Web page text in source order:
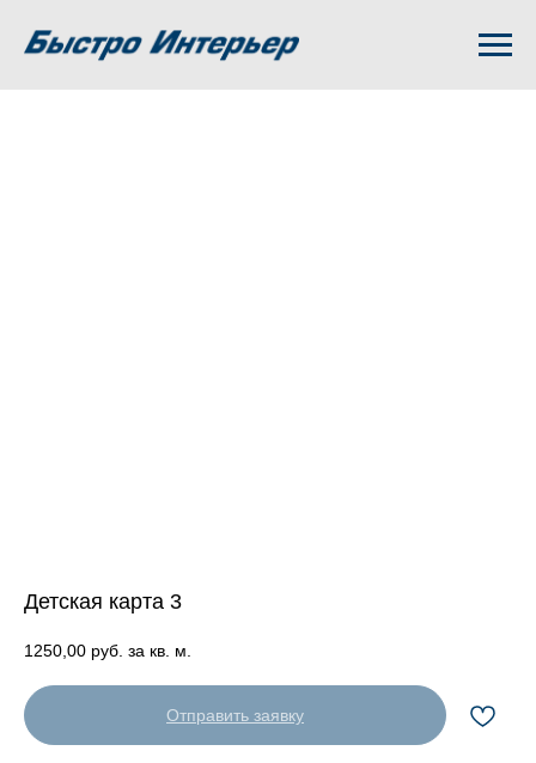
Детская карта 3
1250,00 руб. за кв. м.
Отправить заявку